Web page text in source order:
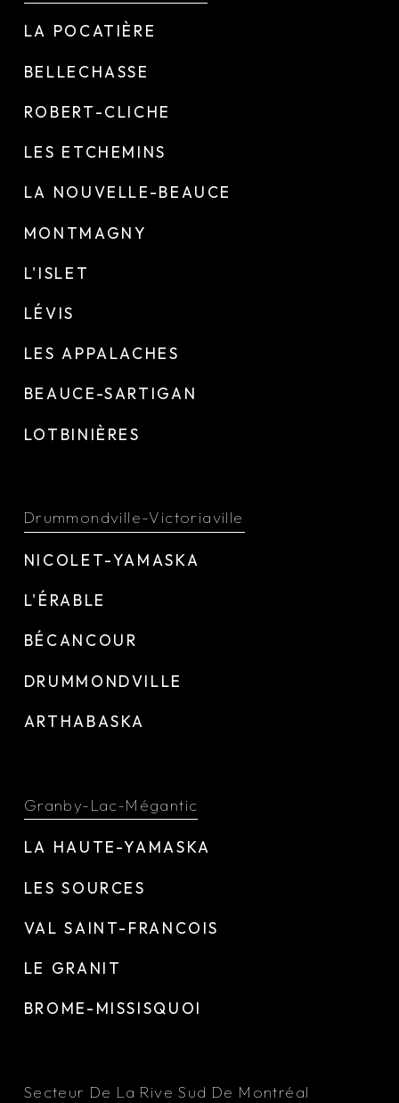
LA POCATIÈRE
BELLECHASSE
ROBERT-CLICHE
LES ETCHEMINS
LA NOUVELLE-BEAUCE
MONTMAGNY
L'ISLET
LÉVIS
LES APPALACHES
BEAUCE-SARTIGAN
LOTBINIÈRES
Drummondville-Victoriaville
NICOLET-YAMASKA
L'ÉRABLE
BÉCANCOUR
DRUMMONDVILLE
ARTHABASKA
Granby-Lac-Mégantic
LA HAUTE-YAMASKA
LES SOURCES
VAL SAINT-FRANCOIS
LE GRANIT
BROME-MISSISQUOI
Secteur De La Rive Sud De Montréal